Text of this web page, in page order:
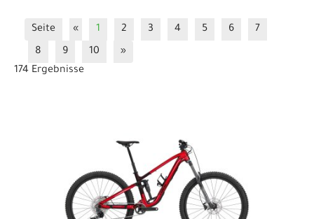
Seite « 1 2 3 4 5 6
7
8
9 10
»
174 Ergebnisse